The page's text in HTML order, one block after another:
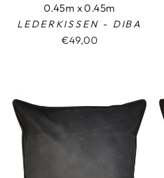
0.45m x 0.45m
LEDERKISSEN - DIBA
€49,00